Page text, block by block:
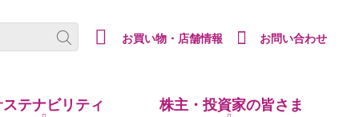
ステナビリティ 株主・投資家の皆さま
お買い物・店舗情報 (new window.)
お問い合わせ